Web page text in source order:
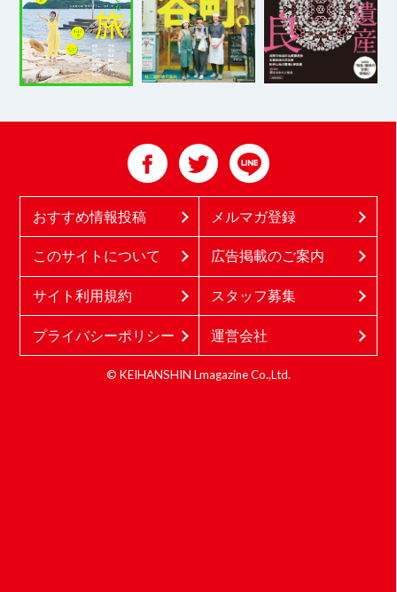
おすすめ情報投稿 メルマガ登録
このサイトについて 広告掲載のご案内
サイト利用規約 スタッフ募集
プライバシーポリシー 運営会社
© KEIHANSHIN Lmagazine Co.,Ltd.